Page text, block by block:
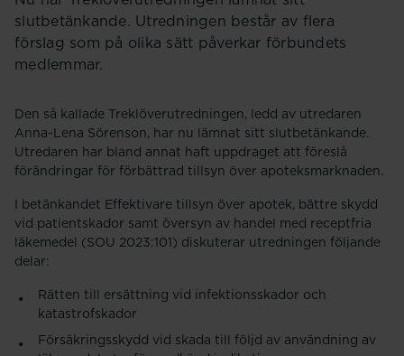
slutbetänkande. Utredningen består av flera
förslag som på olika sätt påverkar förbundets
medlemmar.
Den så kallade Treklöverutredningen, ledd av utredaren
Anna-Lena Sörenson, har nu lämnat sitt slutbetänkande.
Utredaren har bland annat haft uppdraget att föreslå
förändringar för förbättrad tillsyn över apoteksmarknaden.
I betänkandet Effektivare tillsyn över apotek, bättre skydd
vid patientskador samt översyn av handel med receptfria
läkemedel (SOU 2023:101) diskuterar utredningen följande
delar:
Rätten till ersättning vid infektionsskador och
katastrofskador
Försäkringsskydd vid skada till följd av användning av